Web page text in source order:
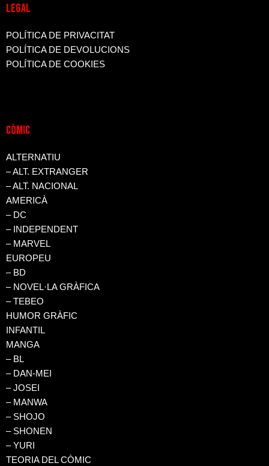
LEGAL
POLÍTICA DE PRIVACITAT
POLÍTICA DE DEVOLUCIONS
POLÍTICA DE COOKIES
CòMIC
ALTERNATIU
– ALT. EXTRANGER
– ALT. NACIONAL
AMERICÀ
– DC
– INDEPENDENT
– MARVEL
EUROPEU
– BD
– NOVEL·LA GRÀFICA
– TEBEO
HUMOR GRÀFIC
INFANTIL
MANGA
– BL
– DAN-MEI
– JOSEI
– MANWA
– SHOJO
– SHONEN
– YURI
TEORIA DEL CÒMIC